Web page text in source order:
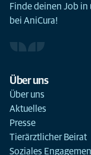
Finde deinen Job
bei AniCura!
Über uns
Über uns
Aktuelles
Presse
Tierärztlicher Beirat
Soziales